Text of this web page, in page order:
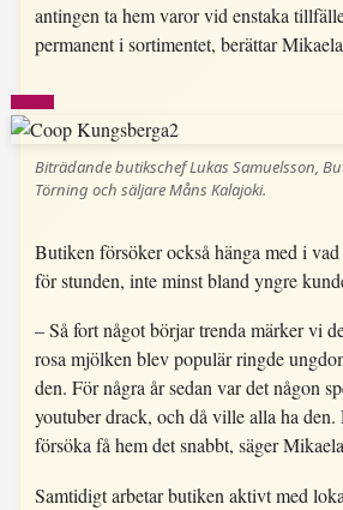
antingen ta hem varor vid enstaka
permanent i sortimentet, berättar
Biträdande butikschef Lukas Samuelsson,
Törning och säljare Måns Kalajoki.
Butiken försöker också hänga med i
för stunden, inte minst bland yngre
– Så fort något börjar trenda märker vi
rosa mjölken blev populär ringde
den. För några år sedan var det någon
youtuber drack, och då ville alla ha den.
försöka få hem det snabbt, säger
Samtidigt arbetar butiken aktivt med